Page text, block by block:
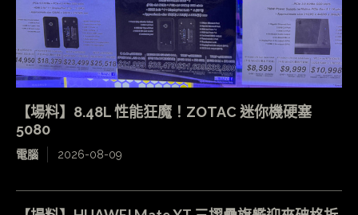
【場料】8.48L 性能狂魔！ZOTAC 迷你機硬塞
5080
電腦 2026-08-09